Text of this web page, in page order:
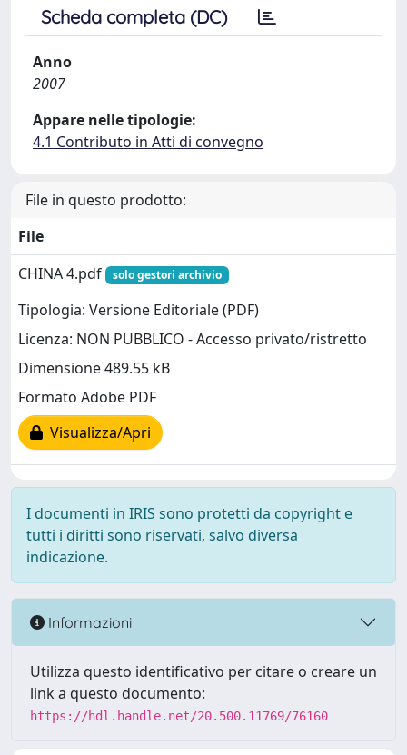
Scheda completa (DC)
Anno
2007
Appare nelle tipologie:
4.1 Contributo in Atti di convegno
File in questo prodotto:
File
CHINA 4.pdf
solo gestori archivio
Tipologia: Versione Editoriale (PDF)
Licenza: NON PUBBLICO - Accesso privato/ristretto
Dimensione 489.55 kB
Formato Adobe PDF
Visualizza/Apri
I documenti in IRIS sono protetti da copyright e
tutti i diritti sono riservati, salvo diversa
indicazione.
Informazioni
Utilizza questo identificativo per citare o creare un
link a questo documento:
https://hdl.handle.net/20.500.11769/76160